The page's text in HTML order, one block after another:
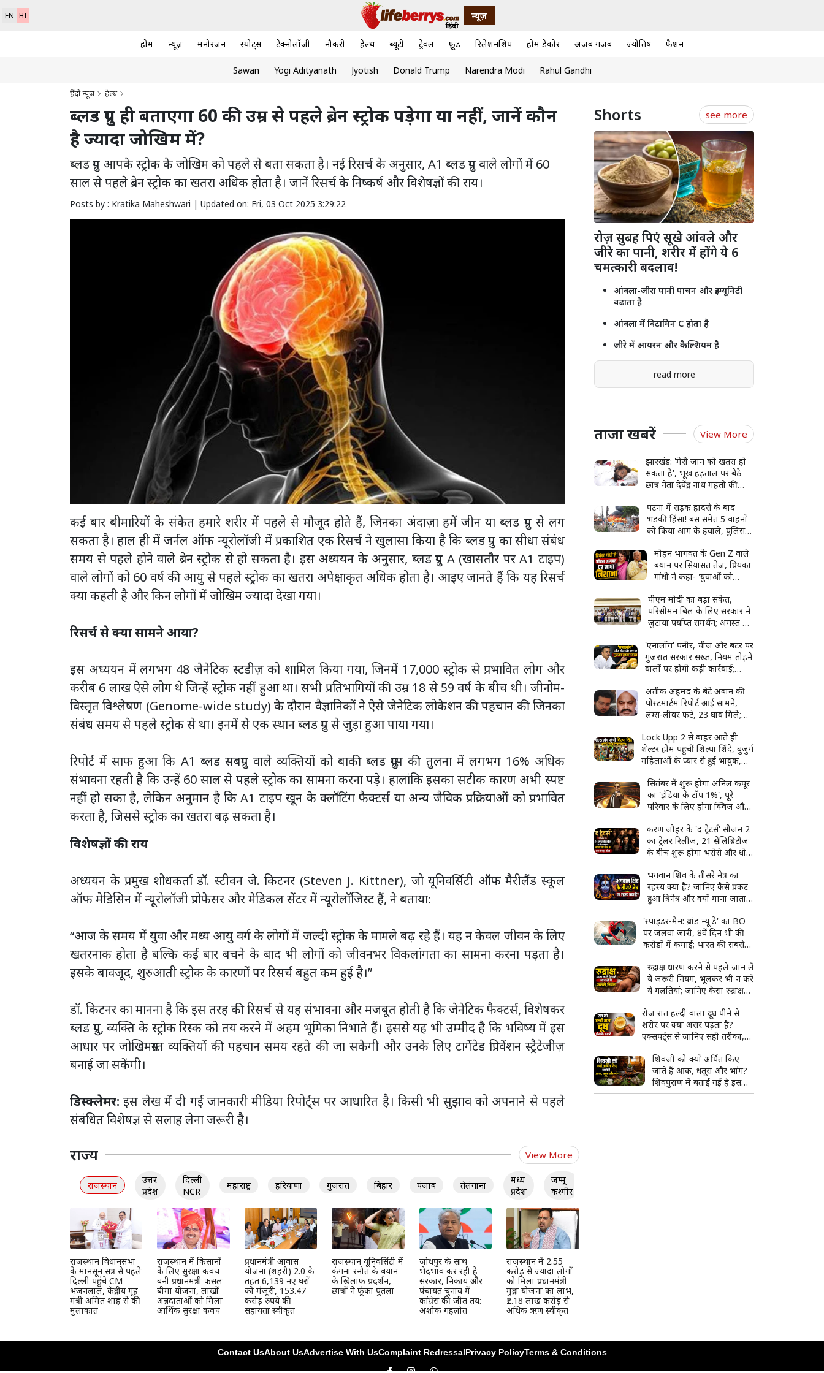
EN HI न्यूज़
होम न्यूज़ मनोरंजन स्पोर्ट्स टेक्नोलॉजी नौकरी हेल्थ ब्यूटी ट्रेवल फ़ूड रिलेशनशिप होम डेकोर अजब गजब ज्योतिष फैशन
Sawan Yogi Adityanath Jyotish Donald Trump Narendra Modi Rahul Gandhi
हिंदी न्यूज़ हेल्थ
ब्लड ग्रुप ही बताएगा 60 की उम्र से पहले ब्रेन स्ट्रोक पड़ेगा या नहीं, जानें कौन
है ज्यादा जोखिम में?
ब्लड ग्रुप आपके स्ट्रोक के जोखिम को पहले से बता सकता है। नई रिसर्च के अनुसार, A1 ब्लड ग्रुप वाले लोगों में 60
साल से पहले ब्रेन स्ट्रोक का खतरा अधिक होता है। जानें रिसर्च के निष्कर्ष और विशेषज्ञों की राय।
Posts by : Kratika Maheshwari | Updated on: Fri, 03 Oct 2025 3:29:22
कई बार बीमारियों के संकेत हमारे शरीर में पहले से मौजूद होते हैं, जिनका अंदाज़ा हमें जीन या ब्लड ग्रुप से लग
सकता है। हाल ही में जर्नल ऑफ न्यूरोलॉजी में प्रकाशित एक रिसर्च ने खुलासा किया है कि ब्लड ग्रुप का सीधा संबंध
समय से पहले होने वाले ब्रेन स्ट्रोक से हो सकता है। इस अध्ययन के अनुसार, ब्लड ग्रुप A (खासतौर पर A1 टाइप)
वाले लोगों को 60 वर्ष की आयु से पहले स्ट्रोक का खतरा अपेक्षाकृत अधिक होता है। आइए जानते हैं कि यह रिसर्च
क्या कहती है और किन लोगों में जोखिम ज्यादा देखा गया।
रिसर्च से क्या सामने आया?
इस अध्ययन में लगभग 48 जेनेटिक स्टडीज़ को शामिल किया गया, जिनमें 17,000 स्ट्रोक से प्रभावित लोग और
करीब 6 लाख ऐसे लोग थे जिन्हें स्ट्रोक नहीं हुआ था। सभी प्रतिभागियों की उम्र 18 से 59 वर्ष के बीच थी। जीनोम-
विस्तृत विश्लेषण (Genome-wide study) के दौरान वैज्ञानिकों ने ऐसे जेनेटिक लोकेशन की पहचान की जिनका
संबंध समय से पहले स्ट्रोक से था। इनमें से एक स्थान ब्लड ग्रुप से जुड़ा हुआ पाया गया।
रिपोर्ट में साफ हुआ कि A1 ब्लड सबग्रुप वाले व्यक्तियों को बाकी ब्लड ग्रुप्स की तुलना में लगभग 16% अधिक
संभावना रहती है कि उन्हें 60 साल से पहले स्ट्रोक का सामना करना पड़े। हालांकि इसका सटीक कारण अभी स्पष्ट
नहीं हो सका है, लेकिन अनुमान है कि A1 टाइप खून के क्लॉटिंग फैक्टर्स या अन्य जैविक प्रक्रियाओं को प्रभावित
करता है, जिससे स्ट्रोक का खतरा बढ़ सकता है।
विशेषज्ञों की राय
अध्ययन के प्रमुख शोधकर्ता डॉ. स्टीवन जे. किटनर (Steven J. Kittner), जो यूनिवर्सिटी ऑफ मैरीलैंड स्कूल
ऑफ मेडिसिन में न्यूरोलॉजी प्रोफेसर और मेडिकल सेंटर में न्यूरोलॉजिस्ट हैं, ने बताया:
“आज के समय में युवा और मध्य आयु वर्ग के लोगों में जल्दी स्ट्रोक के मामले बढ़ रहे हैं। यह न केवल जीवन के लिए
खतरनाक होता है बल्कि कई बार बचने के बाद भी लोगों को जीवनभर विकलांगता का सामना करना पड़ता है।
इसके बावजूद, शुरुआती स्ट्रोक के कारणों पर रिसर्च बहुत कम हुई है।”
डॉ. किटनर का मानना है कि इस तरह की रिसर्च से यह संभावना और मजबूत होती है कि जेनेटिक फैक्टर्स, विशेषकर
ब्लड ग्रुप, व्यक्ति के स्ट्रोक रिस्क को तय करने में अहम भूमिका निभाते हैं। इससे यह भी उम्मीद है कि भविष्य में इस
आधार पर जोखिमग्रस्त व्यक्तियों की पहचान समय रहते की जा सकेगी और उनके लिए टार्गेटेड प्रिवेंशन स्ट्रैटेजीज़
बनाई जा सकेंगी।
डिस्क्लेमर: इस लेख में दी गई जानकारी मीडिया रिपोर्ट्स पर आधारित है। किसी भी सुझाव को अपनाने से पहले
संबंधित विशेषज्ञ से सलाह लेना जरूरी है।
राज्य View More
राजस्थान
उत्तर
प्रदेश
दिल्ली
NCR
महाराष्ट्र हरियाणा गुजरात बिहार पंजाब तेलंगाना
मध्य
प्रदेश
जम्मू
कश्मीर
राजस्थान विधानसभा
के मानसून सत्र से पहले
दिल्ली पहुंचे CM
भजनलाल, केंद्रीय गृह
मंत्री अमित शाह से की
मुलाकात
राजस्थान में किसानों
के लिए सुरक्षा कवच
बनी प्रधानमंत्री फसल
बीमा योजना, लाखों
अन्नदाताओं को मिला
आर्थिक सुरक्षा कवच
प्रधानमंत्री आवास
योजना (शहरी) 2.0 के
तहत 6,139 नए घरों
को मंजूरी, 153.47
करोड़ रुपये की
सहायता स्वीकृत
राजस्थान यूनिवर्सिटी में
कंगना रनौत के बयान
के खिलाफ प्रदर्शन,
छात्रों ने फूंका पुतला
जोधपुर के साथ
भेदभाव कर रही है
सरकार, निकाय और
पंचायत चुनाव में
कांग्रेस की जीत तय:
अशोक गहलोत
राजस्थान में 2.55
करोड़ से ज्यादा लोगों
को मिला प्रधानमंत्री
मुद्रा योजना का लाभ,
₹2.18 लाख करोड़ से
अधिक ऋण स्वीकृत
Shorts see more
रोज़ सुबह पिएं सूखे आंवले और
जीरे का पानी, शरीर में होंगे ये 6
चमत्कारी बदलाव!
आंवला-जीरा पानी पाचन और इम्यूनिटी
बढ़ाता है
आंवला में विटामिन C होता है
जीरे में आयरन और कैल्शियम है
read more
ताजा खबरें View More
झारखंड: 'मेरी जान को खतरा हो
सकता है', भूख हड़ताल पर बैठे
छात्र नेता देवेंद्र नाथ महतो की
बिगड़ी हालत, अस्पताल में भर्ती
पटना में सड़क हादसे के बाद
भड़की हिंसा! बस समेत 5 वाहनों
को किया आग के हवाले, पुलिस
और मीडिया पर भी पथराव
मोहन भागवत के Gen Z वाले
बयान पर सियासत तेज, प्रियंका
गांधी ने कहा- 'युवाओं को
उनके...'
पीएम मोदी का बड़ा संकेत,
परिसीमन बिल के लिए सरकार ने
जुटाया पर्याप्त समर्थन; अगस्त में
हो सकता है विशेष सत्र
'एनालॉग' पनीर, चीज और बटर पर
गुजरात सरकार सख्त, नियम तोड़ने
वालों पर होगी कड़ी कार्रवाई;
टास्क फोर्स बनाने का ऐलान
अतीक अहमद के बेटे अबान की
पोस्टमार्टम रिपोर्ट आई सामने,
लंग्स-लीवर फटे, 23 घाव मिले;
शव देखकर रो पड़ा भाई अहजम
Lock Upp 2 से बाहर आते ही
शेल्टर होम पहुंचीं शिल्पा शिंदे, बुजुर्ग
महिलाओं के प्यार से हुईं भावुक,
बोलीं- 'ऐसा लग रहा है जैसे मैं ही
जीत गई'
सितंबर में शुरू होगा अनिल कपूर
का 'इंडिया के टॉप 1%', पूरे
परिवार के लिए होगा क्विज और
मस्ती का शानदार कॉम्बो
करण जौहर के 'द ट्रेटर्स' सीजन 2
का ट्रेलर रिलीज, 21 सेलिब्रिटीज
के बीच शुरू होगा भरोसे और धोखे
का सबसे बड़ा खेल
भगवान शिव के तीसरे नेत्र का
रहस्य क्या है? जानिए कैसे प्रकट
हुआ त्रिनेत्र और क्यों माना जाता है
दिव्य शक्ति का प्रतीक
'स्पाइडर-मैन: ब्रांड न्यू डे' का BO
पर जलवा जारी, 8वें दिन भी की
करोड़ों में कमाई; भारत की सबसे
बड़ी हॉलीवुड फिल्म बनने से इतनी
दूर
रुद्राक्ष धारण करने से पहले जान लें
ये जरूरी नियम, भूलकर भी न करें
ये गलतियां; जानिए कैसा रुद्राक्ष
माना जाता है शुभ
रोज रात हल्दी वाला दूध पीने से
शरीर पर क्या असर पड़ता है?
एक्सपर्ट्स से जानिए सही तरीका,
फायदे और किन लोगों को करना
चाहिए परहेज
शिवजी को क्यों अर्पित किए
जाते हैं आक, धतूरा और भांग?
शिवपुराण में बताई गई है इसकी
खास वजह
Contact UsAbout UsAdvertise With UsComplaint RedressalPrivacy PolicyTerms & Conditions